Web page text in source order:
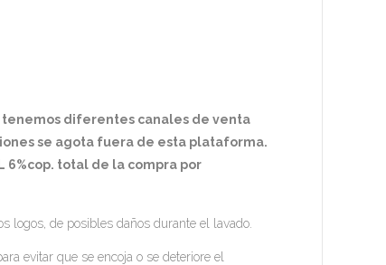
tenemos diferentes canales de venta
se agota fuera de esta plataforma.
6%cop. total de la compra por
logos, de posibles daños durante el lavado.
evitar que se encoja o se deteriore el